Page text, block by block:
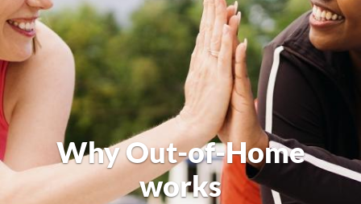
Why Out-of-Home
works